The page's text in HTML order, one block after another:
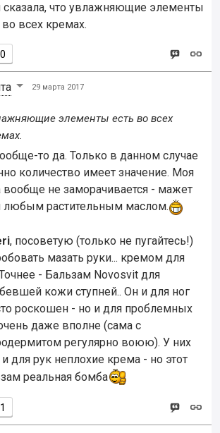
сказала, что увлажняющие элементы
во всех кремах.
0
29 марта 2017
элементы есть во всех
то да. Только в данном случае
количество имеет значение. Моя
вообще не заморачивается - мажет
любым растительным маслом.
, посоветую (только не пугайтесь!)
мазать руки... кремом для
- Бальзам Novosvit для
кожи ступней.. Он и для ног
роскошен - но и для проблемных
даже вполне (сама с
регулярно воюю). У них
и для рук неплохие крема - но этот
реальная бомба
1